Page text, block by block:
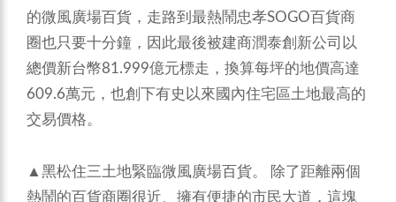
的微風廣場百貨，走路到最熱鬧忠孝SOGO百貨商
圈也只要十分鐘，因此最後被建商潤泰創新公司以
總價新台幣81.999億元標走，換算每坪的地價高達
609.6萬元，也創下有史以來國內住宅區土地最高的
交易價格。
▲黑松住三土地緊臨微風廣場百貨。
除了距離兩個
熱鬧的百貨商圈很近、擁有便捷的市民大道，這塊